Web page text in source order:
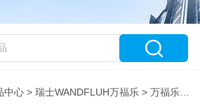
中心 >瑞士WANDFLUH万福乐 >万福乐电磁阀